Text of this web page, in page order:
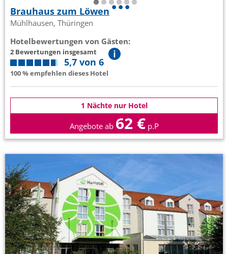
Brauhaus zum Löwen
Mühlhausen, Thüringen
Hotelbewertungen von Gästen:
2 Bewertungen insgesamt
5,7 von 6
100 % empfehlen dieses Hotel
1 Nächte nur Hotel
Angebote ab 62 € p.P